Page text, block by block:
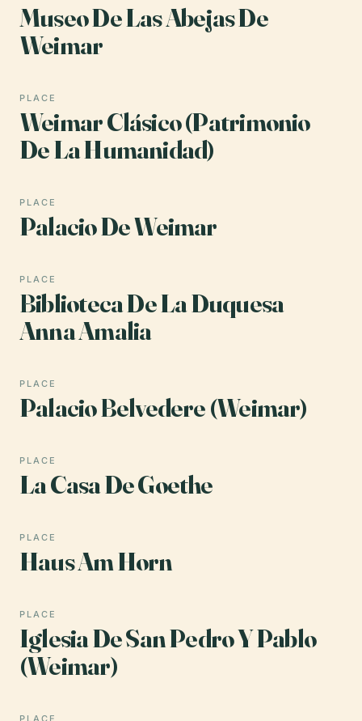
Museo De Las Abejas De
Weimar
PLACE
Weimar Clásico (Patrimonio
De La Humanidad)
PLACE
Palacio De Weimar
PLACE
Biblioteca De La Duquesa
Anna Amalia
PLACE
Palacio Belvedere (Weimar)
PLACE
La Casa De Goethe
PLACE
Haus Am Horn
PLACE
Iglesia De San Pedro Y Pablo
(Weimar)
PLACE